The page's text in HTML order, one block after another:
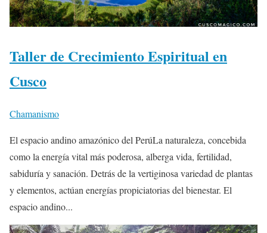
Taller de Crecimiento Espiritual en
Cusco
Chamanismo
El espacio andino amazónico del PerúLa naturaleza, concebida
como la energía vital más poderosa, alberga vida, fertilidad,
sabiduría y sanación. Detrás de la vertiginosa variedad de plantas
y elementos, actúan energías propiciatorias del bienestar. El
espacio andino...